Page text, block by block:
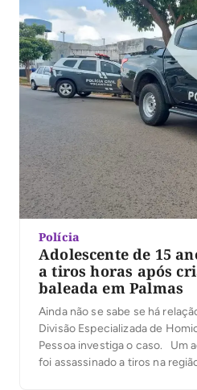
Polícia
Adolescente de 15
a tiros horas após
baleada em Palmas
Ainda não se sabe se há
Divisão Especializada de
Pessoa investiga o caso. Um
foi assassinado a tiros na